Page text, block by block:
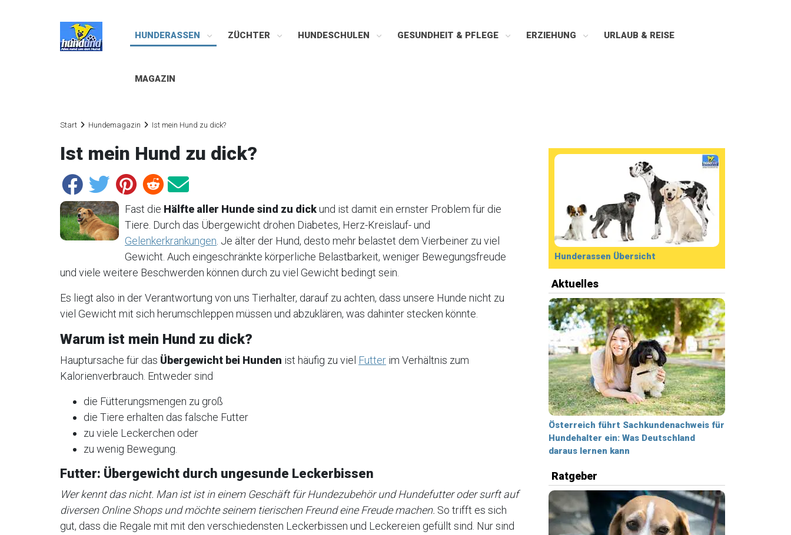
HUNDERASSEN ZÜCHTER HUNDESCHULEN GESUNDHEIT & PFLEGE ERZIEHUNG URLAUB & REISE
MAGAZIN
Start Hundemagazin Ist mein Hund zu dick?
Ist mein Hund zu dick?
Fast die Hälfte aller Hunde sind zu dickund ist damit ein ernster Problem für die
Tiere. Durch das Übergewicht drohen Diabetes, Herz-Kreislauf- und
Gelenkerkrankungen . Je älter der Hund, desto mehr belastet dem Vierbeiner zu viel
Gewicht. Auch eingeschränkte körperliche Belastbarkeit, weniger Bewegungsfreude
und viele weitere Beschwerden können durch zu viel Gewicht bedingt sein.
Es liegt also in der Verantwortung von uns Tierhalter, darauf zu achten, dass unsere Hunde nicht zu
viel Gewicht mit sich herumschleppen müssen und abzuklären, was dahinter stecken könnte.
Warum ist mein Hund zu dick?
Hauptursache für das Übergewicht bei Hunden ist häufig zu viel Futter im Verhältnis zum
Kalorienverbrauch. Entweder sind
die Fütterungsmengen zu groß
die Tiere erhalten das falsche Futter
zu viele Leckerchen oder
zu wenig Bewegung.
Futter: Übergewicht durch ungesunde Leckerbissen
Wer kennt das nicht. Man ist ist in einem Geschäft für Hundezubehör und Hundefutter oder surft auf
diversen Online Shops und möchte seinem tierischen Freund eine Freude machen. So trifft es sich
gut, dass die Regale mit mit den verschiedensten Leckerbissen und Leckereien gefüllt sind. Nur sind
Hunderassen Übersicht
Aktuelles
Österreich führt Sachkundenachweis für
Hundehalter ein: Was Deutschland
daraus lernen kann
Ratgeber